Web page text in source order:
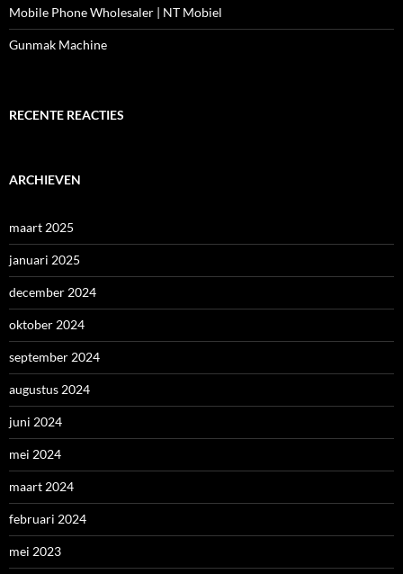
Mobile Phone Wholesaler | NT Mobiel
Gunmak Machine
RECENTE REACTIES
ARCHIEVEN
maart 2025
januari 2025
december 2024
oktober 2024
september 2024
augustus 2024
juni 2024
mei 2024
maart 2024
februari 2024
mei 2023